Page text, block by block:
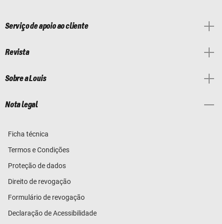
Serviço de apoio ao cliente
Revista
Sobre a Louis
Nota legal
Ficha técnica
Termos e Condições
Proteção de dados
Direito de revogação
Formulário de revogação
Declaração de Acessibilidade